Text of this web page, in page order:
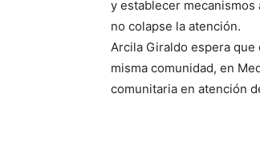
y establecer
no colapse la atención.
Arcila Giraldo espera
misma comunidad, en
comunitaria en atención